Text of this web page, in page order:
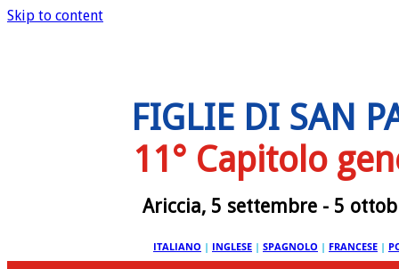
Skip to content
FIGLIE DI SAN
11° Capitolo
Ariccia, 5 settembre - 5
ITALIANO | INGLESE | SPAGNOLO | FRANCESE |